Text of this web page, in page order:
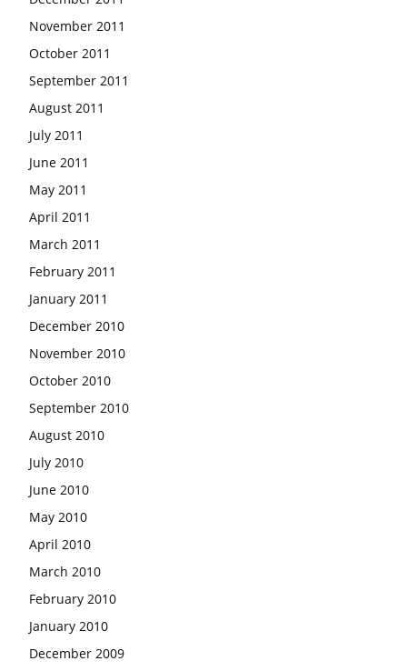
November 2011
October 2011
September 2011
August 2011
July 2011
June 2011
May 2011
April 2011
March 2011
February 2011
January 2011
December 2010
November 2010
October 2010
September 2010
August 2010
July 2010
June 2010
May 2010
April 2010
March 2010
February 2010
January 2010
December 2009